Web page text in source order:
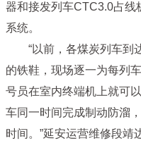
器和接发列车CTC3.0占线
系统。
“以前，各煤炭列车到
的铁鞋，现场逐一为每列
号员在室内终端机上就可
车同一时间完成制动防溜
时间。”延安运营维修段靖